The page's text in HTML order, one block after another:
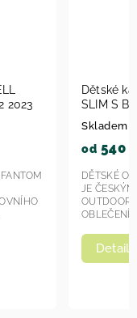
Dětské kalhoty
SLIM S
Skladem u
540 Kč
DĚTSKÉ OBLEČENÍ
JE ČESKÝM
OUTDOOROVÉHO,
OBLEČENÍ JIŽ OD